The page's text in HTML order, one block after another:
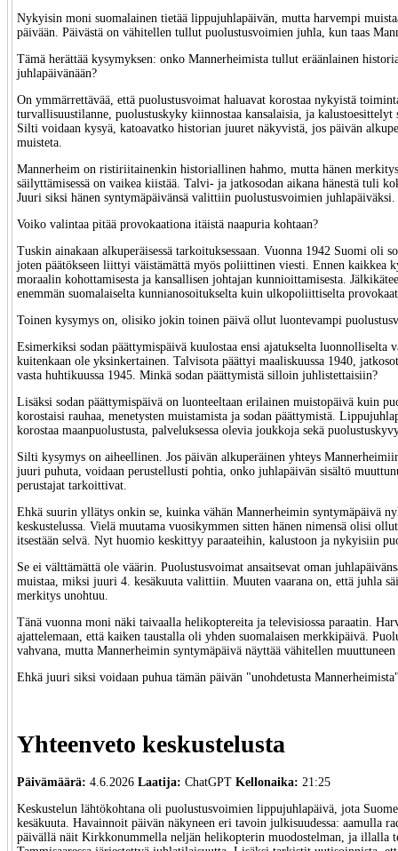
Nykyisin moni suomalainen tietää lippujuhlapäivän, mutta harvempi
päivään. Päivästä on vähitellen tullut puolustusvoimien juhla, kun taas
Tämä herättää kysymyksen: onko Mannerheimista tullut eräänlainen
juhlapäivänään?
On ymmärrettävää, että puolustusvoimat haluavat korostaa nykyistä
turvallisuustilanne, puolustuskyky kiinnostaa kansalaisia, ja kalustoesittelyt
Silti voidaan kysyä, katoavatko historian juuret näkyvistä, jos päivän
muisteta.
Mannerheim on ristiriitainenkin historiallinen hahmo, mutta hänen
säilyttämisessä on vaikea kiistää. Talvi- ja jatkosodan aikana hänestä tuli
Juuri siksi hänen syntymäpäivänsä valittiin puolustusvoimien juhlapäiväksi.
Voiko valintaa pitää provokaationa itäistä naapuria kohtaan?
Tuskin ainakaan alkuperäisessä tarkoituksessaan. Vuonna 1942 Suomi oli
joten päätökseen liittyi väistämättä myös poliittinen viesti. Ennen kaikkea
moraalin kohottamisesta ja kansallisen johtajan kunnioittamisesta.
enemmän suomalaiselta kunnianosoitukselta kuin ulkopoliittiselta
Toinen kysymys on, olisiko jokin toinen päivä ollut luontevampi
Esimerkiksi sodan päättymispäivä kuulostaa ensi ajatukselta luonnolliselta
kuitenkaan ole yksinkertainen. Talvisota päättyi maaliskuussa 1940,
vasta huhtikuussa 1945. Minkä sodan päättymistä silloin juhlistettaisiin?
Lisäksi sodan päättymispäivä on luonteeltaan erilainen muistopäivä kuin
korostaisi rauhaa, menetysten muistamista ja sodan päättymistä.
korostaa maanpuolustusta, palveluksessa olevia joukkoja sekä
Silti kysymys on aiheellinen. Jos päivän alkuperäinen yhteys
juuri puhuta, voidaan perustellusti pohtia, onko juhlapäivän sisältö
perustajat tarkoittivat.
Ehkä suurin yllätys onkin se, kuinka vähän Mannerheimin syntymäpäivä
keskustelussa. Vielä muutama vuosikymmen sitten hänen nimensä olisi
itsestään selvä. Nyt huomio keskittyy paraateihin, kalustoon ja nykyisiin
Se ei välttämättä ole väärin. Puolustusvoimat ansaitsevat oman
muistaa, miksi juuri 4. kesäkuuta valittiin. Muuten vaarana on, että juhla
merkitys unohtuu.
Tänä vuonna moni näki taivaalla helikoptereita ja televisiossa paraatin.
ajattelemaan, että kaiken taustalla oli yhden suomalaisen merkkipäivä.
vahvana, mutta Mannerheimin syntymäpäivä näyttää vähitellen
Ehkä juuri siksi voidaan puhua tämän päivän "unohdetusta
Yhteenveto keskustelusta
Päivämäärä: 4.6.2026 Laatija: ChatGPT Kellonaika: 21:25
Keskustelun lähtökohtana oli puolustusvoimien lippujuhlapäivä, jota
kesäkuuta. Havainnoit päivän näkyneen eri tavoin julkisuudessa: aamulla
päivällä näit Kirkkonummella neljän helikopterin muodostelman, ja illalla